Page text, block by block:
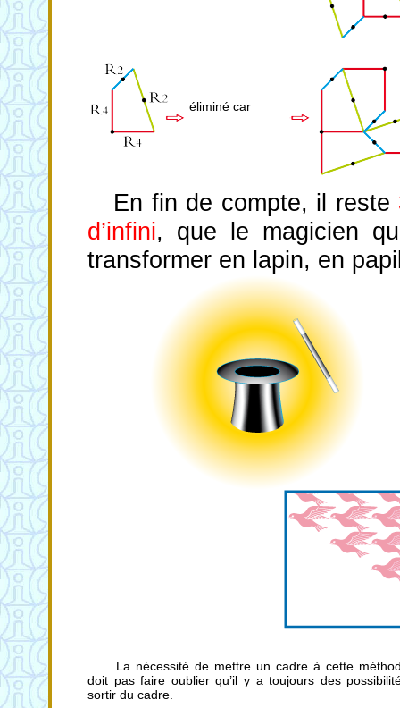
éliminé car
En fin de compte, il reste
d’infini, que le magicien
transformer en lapin, en
La nécessité de mettre un cadre à cette
doit pas faire oublier qu’il y a toujours des
sortir du cadre.